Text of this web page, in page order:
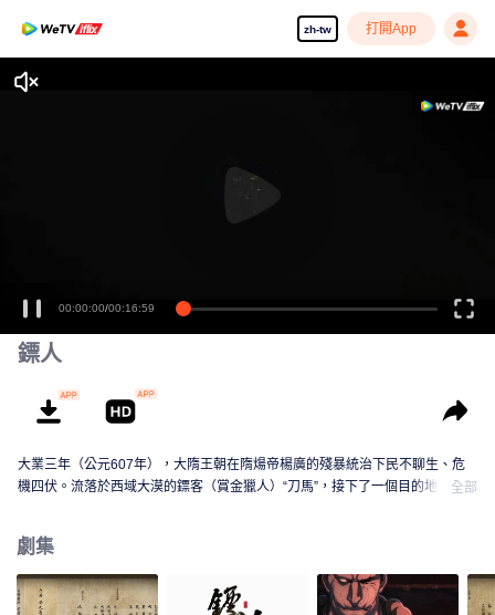
zh-tw 打開App
00:00:00/00:16:59
鏢人
大業三年（公元607年），大隋王朝在隋煬帝楊廣的殘暴統治下民不聊生、危
機四伏。流落於西域大漠的鏢客（賞金獵人）“刀馬”，接下了一個目的地為隋朝
不是中原朝廷的真正目的，一次牽動天下命運的旅途就此拉開帷幕……
全部
劇集